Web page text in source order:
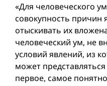
«Для человеческого
совокупность причин
отыскивать их
человеческий ум, не
условий явлений, из
может
первое, самое